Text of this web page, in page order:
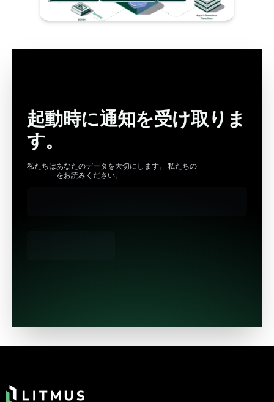
起動時に通知を受け取りま
す。
私たちはあなたのデータを大切にします。 私たちの
をお読みください。